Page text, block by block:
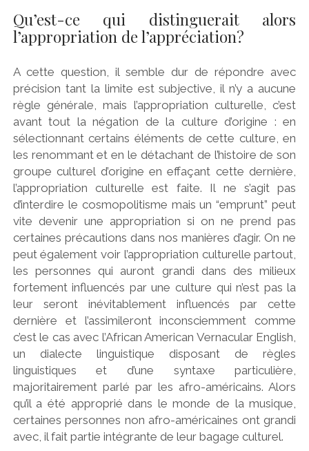
Qu’est-ce qui distinguerait alors
l’appropriation de l’appréciation?
A cette question, il semble dur de répondre avec
précision tant la limite est subjective, il n’y a aucune
règle générale, mais l’appropriation culturelle, c’est
avant tout la négation de la culture d’origine : en
sélectionnant certains éléments de cette culture, en
les renommant et en le détachant de l’histoire de son
groupe culturel d’origine en effaçant cette dernière,
l’appropriation culturelle est faite. Il ne s’agit pas
d’interdire le cosmopolitisme mais un “emprunt” peut
vite devenir une appropriation si on ne prend pas
certaines précautions dans nos manières d’agir. On ne
peut également voir l’appropriation culturelle partout,
les personnes qui auront grandi dans des milieux
fortement influencés par une culture qui n’est pas la
leur seront inévitablement influencés par cette
dernière et l’assimileront inconsciemment comme
c’est le cas avec l’African American Vernacular English,
un dialecte linguistique disposant de règles
linguistiques et d’une syntaxe particulière,
majoritairement parlé par les afro-américains. Alors
qu’il a été approprié dans le monde de la musique,
certaines personnes non afro-américaines ont grandi
avec, il fait partie intégrante de leur bagage culturel.